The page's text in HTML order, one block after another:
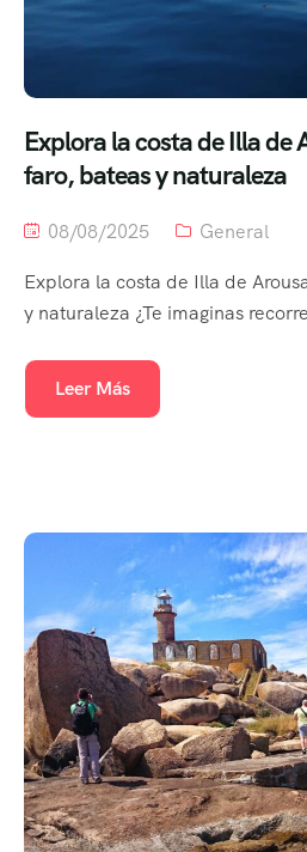
Explora la costa de Illa de
faro, bateas y naturaleza
08/08/2025
General
Explora la costa de Illa de
y naturaleza ¿Te imaginas
Leer Más